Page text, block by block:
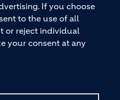
If you choose
to the use of all
or reject individual
your consent at any